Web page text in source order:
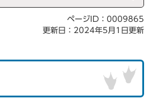
ページID：0009865
更新日：2024年5月1日更新